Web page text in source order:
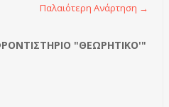
Παλαιότερη Ανάρτηση →
"ΘΕΩΡΗΤΙΚΟ'"